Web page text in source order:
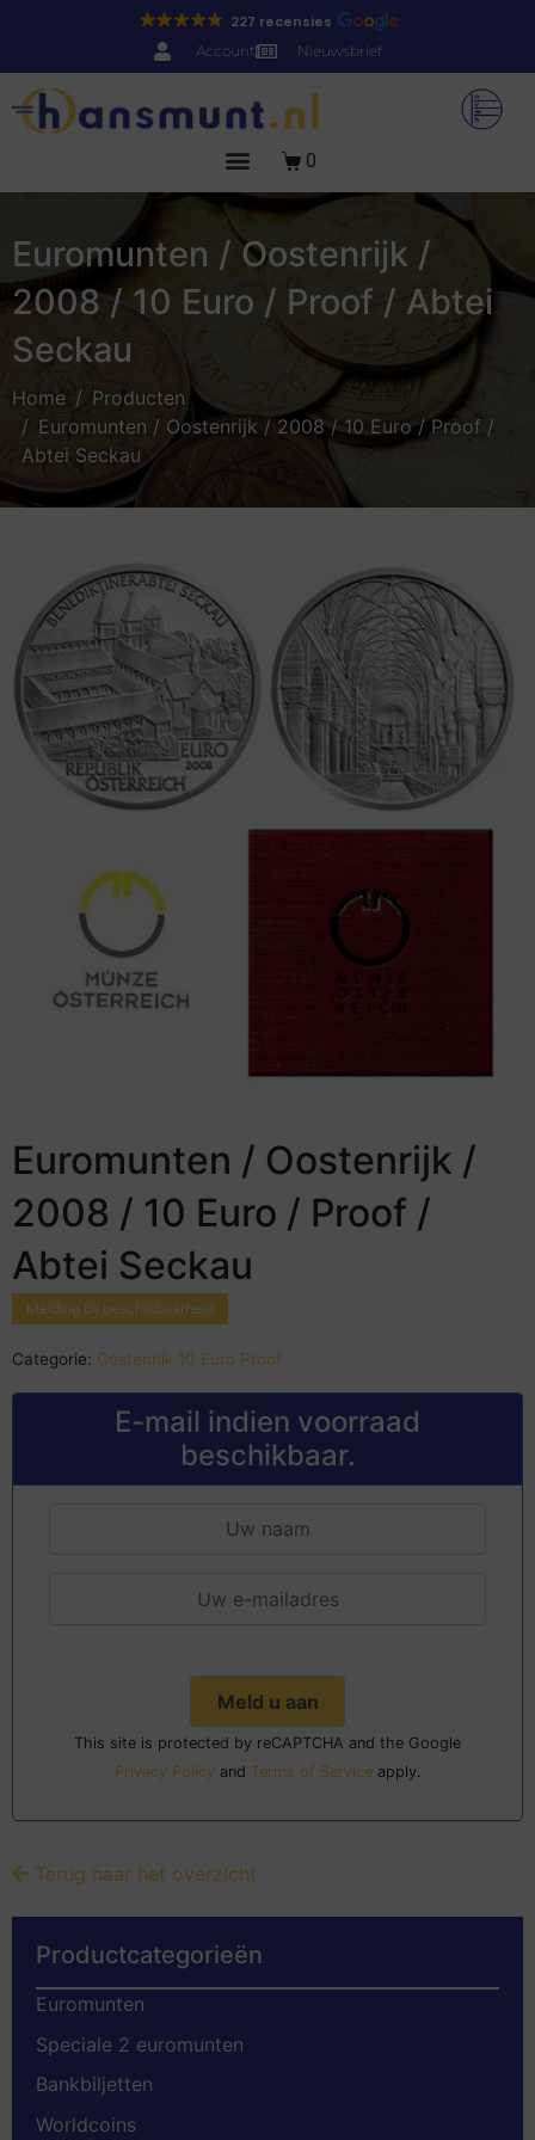
227 recensies
Account Nieuwsbrief
0
Euromunten / Oostenrijk /
2008 / 10 Euro / Proof / Abtei
Seckau
Home
Producten
Euromunten / Oostenrijk / 2008 / 10 Euro / Proof /
Abtei Seckau
Euromunten / Oostenrijk /
2008 / 10 Euro / Proof /
Abtei Seckau
Melding bij beschikbaarheid
Categorie: Oostenrijk 10 Euro Proof
E-mail indien voorraad
beschikbaar.
This site is protected by reCAPTCHA and the Google
Privacy Policy and Terms of Service apply.
Terug naar het overzicht
Productcategorieën
Euromunten
Speciale 2 euromunten
Bankbiljetten
Worldcoins